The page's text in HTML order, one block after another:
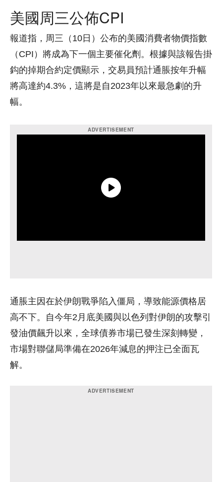
美國周三公佈CPI
報道指，周三（10日）公布的美國消費者物價指數
（CPI）將成為下一個主要催化劑。根據與該報告掛
鈎的掉期合約定價顯示，交易員預計通脹按年升幅
將高達約4.3%，這將是自2023年以來最急劇的升
幅。
通脹主因在於伊朗戰爭陷入僵局，導致能源價格居
高不下。自今年2月底美國與以色列對伊朗的攻擊引
發油價飆升以來，全球債券市場已發生深刻轉變，
市場對聯儲局準備在2026年減息的押注已全面瓦
解。